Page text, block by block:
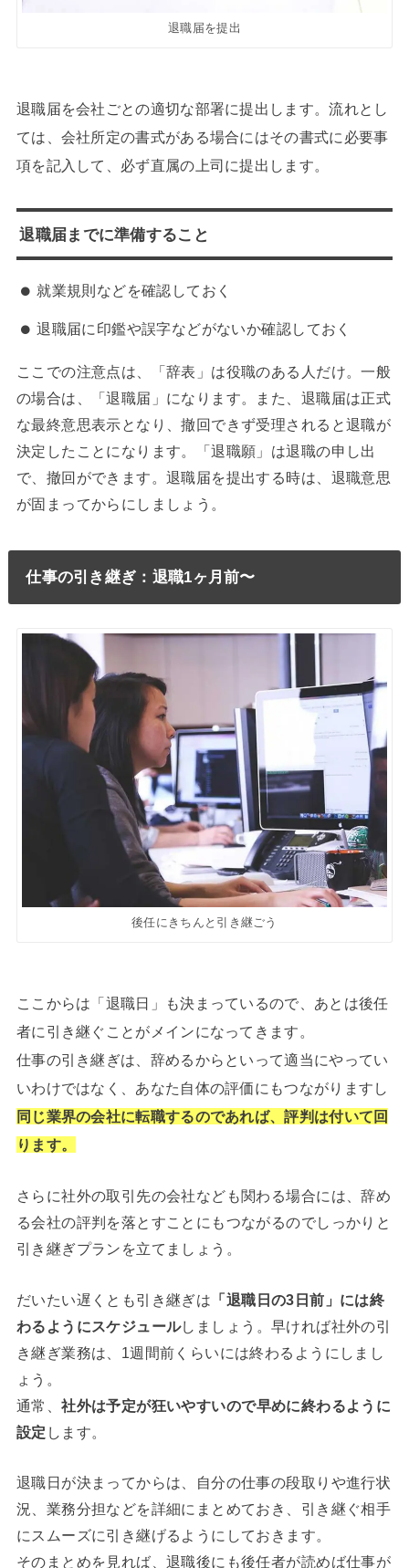
退職届を提出
退職届を会社ごとの適切な部署に提出します。流れとし
ては、会社所定の書式がある場合にはその書式に必要事
項を記入して、必ず直属の上司に提出します。
退職届までに準備すること
就業規則などを確認しておく
退職届に印鑑や誤字などがないか確認しておく
ここでの注意点は、「辞表」は役職のある人だけ。一般
の場合は、「退職届」になります。また、退職届は正式
な最終意思表示となり、撤回できず受理されると退職が
決定したことになります。「退職願」は退職の申し出
で、撤回ができます。退職届を提出する時は、退職意思
が固まってからにしましょう。
仕事の引き継ぎ：退職1ヶ月前〜
後任にきちんと引き継ごう
ここからは「退職日」も決まっているので、あとは後任
者に引き継ぐことがメインになってきます。
仕事の引き継ぎは、辞めるからといって適当にやってい
いわけではなく、あなた自体の評価にもつながりますし
同じ業界の会社に転職するのであれば、評判は付いて回
ります。
さらに社外の取引先の会社なども関わる場合には、辞め
る会社の評判を落とすことにもつながるのでしっかりと
引き継ぎプランを立てましょう。
だいたい遅くとも引き継ぎは 「退職日の3日前」には終
わるようにスケジュールしましょう。早ければ社外の引
き継ぎ業務は、1週間前くらいには終わるようにしまし
ょう。
通常、社外は予定が狂いやすいので早めに終わるように
設定 します。
退職日が決まってからは、自分の仕事の段取りや進行状
況、業務分担などを詳細にまとめておき、引き継ぐ相手
にスムーズに引き継げるようにしておきます。
そのまとめを見れば、退職後にも後任者が読めば仕事が